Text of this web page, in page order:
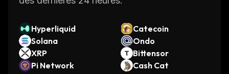
Hyperliquid
Catecoin
Solana
Ondo
XRP
Bittensor
Pi Network
Cash Cat